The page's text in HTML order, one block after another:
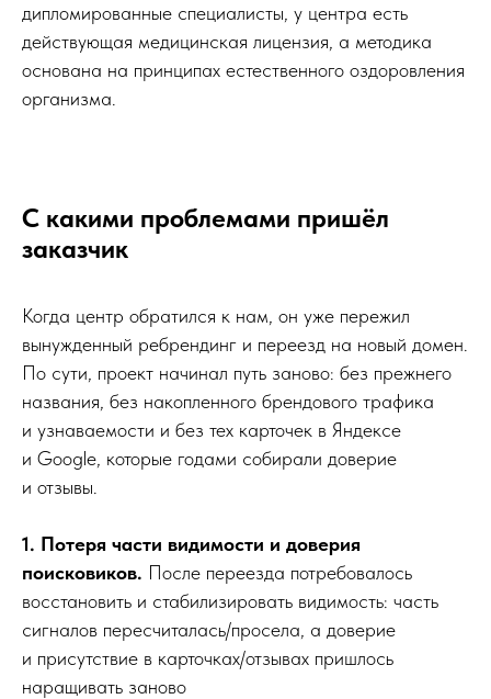
дипломированные специалисты, у центра есть
действующая медицинская лицензия, а методика
основана на принципах естественного оздоровления
организма.
С какими проблемами пришёл
заказчик
Когда центр обратился к нам, он уже пережил
вынужденный ребрендинг и переезд на новый домен.
По сути, проект начинал путь заново: без прежнего
названия, без накопленного брендового трафика
и узнаваемости и без тех карточек в Яндексе
и Google, которые годами собирали доверие
и отзывы.
1. Потеря части видимости и доверия
поисковиков. После переезда потребовалось
восстановить и стабилизировать видимость: часть
сигналов пересчиталась/просела, а доверие
и присутствие в карточках/отзывах пришлось
наращивать заново